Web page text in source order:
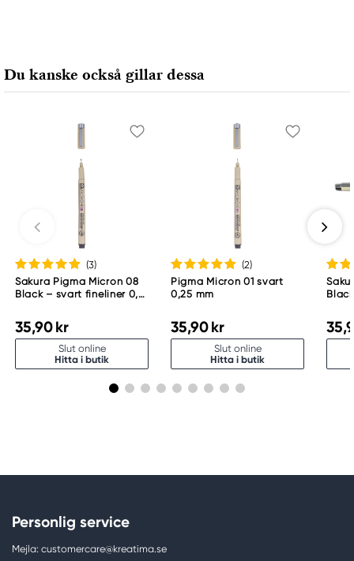
7311 PD Apeldoorn, Netherlands
info@royaltalens.com
Du kanske också gillar dessa
(3)
Sakura Pigma Micron 08
Black – svart fineliner 0,5
35,90 kr
Slut online
Hitta i butik
(2)
Pigma Micron 01 svart
0,25 mm
35,90 kr
Slut online
Hitta i butik
Personlig service
Mejla: customercare@kreatima.se